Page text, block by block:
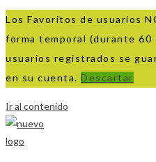
Los Favoritos de usuarios
forma temporal (durante 60
usuarios registrados se
en su cuenta. Descartar
Ir al contenido